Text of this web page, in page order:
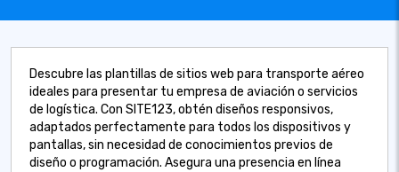
Descubre las plantillas de sitios web para transporte aéreo
ideales para presentar tu empresa de aviación o servicios
de logística. Con SITE123, obtén diseños responsivos,
adaptados perfectamente para todos los dispositivos y
pantallas, sin necesidad de conocimientos previos de
diseño o programación. Asegura una presencia en línea